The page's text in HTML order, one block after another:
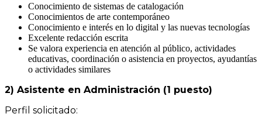
Conocimiento de sistemas de catalogación
Conocimientos de arte contemporáneo
Conocimiento e interés en lo digital y las nuevas tecnologías
Excelente redacción escrita
Se valora experiencia en atención al público, actividades
educativas, coordinación o asistencia en proyectos, ayudantías
o actividades similares
2) Asistente en Administración (1 puesto)
Perfil solicitado: